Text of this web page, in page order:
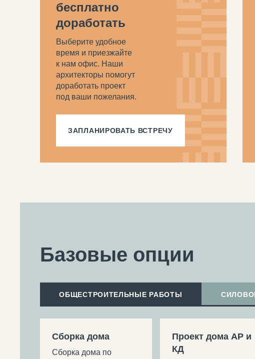
бесплатно
доработать
Выберите удобное
время и приезжайте
к нам офис. Наши
архитекторы помогут
доработать проект
под ваши пожелания.
ЗАПЛАНИРОВАТЬ ВСТРЕЧУ
Базовые опции
ОБЩЕСТРОИТЕЛЬНЫЕ РАБОТЫ
Сборка дома
Сборка дома по
Проект дома АР и
КД